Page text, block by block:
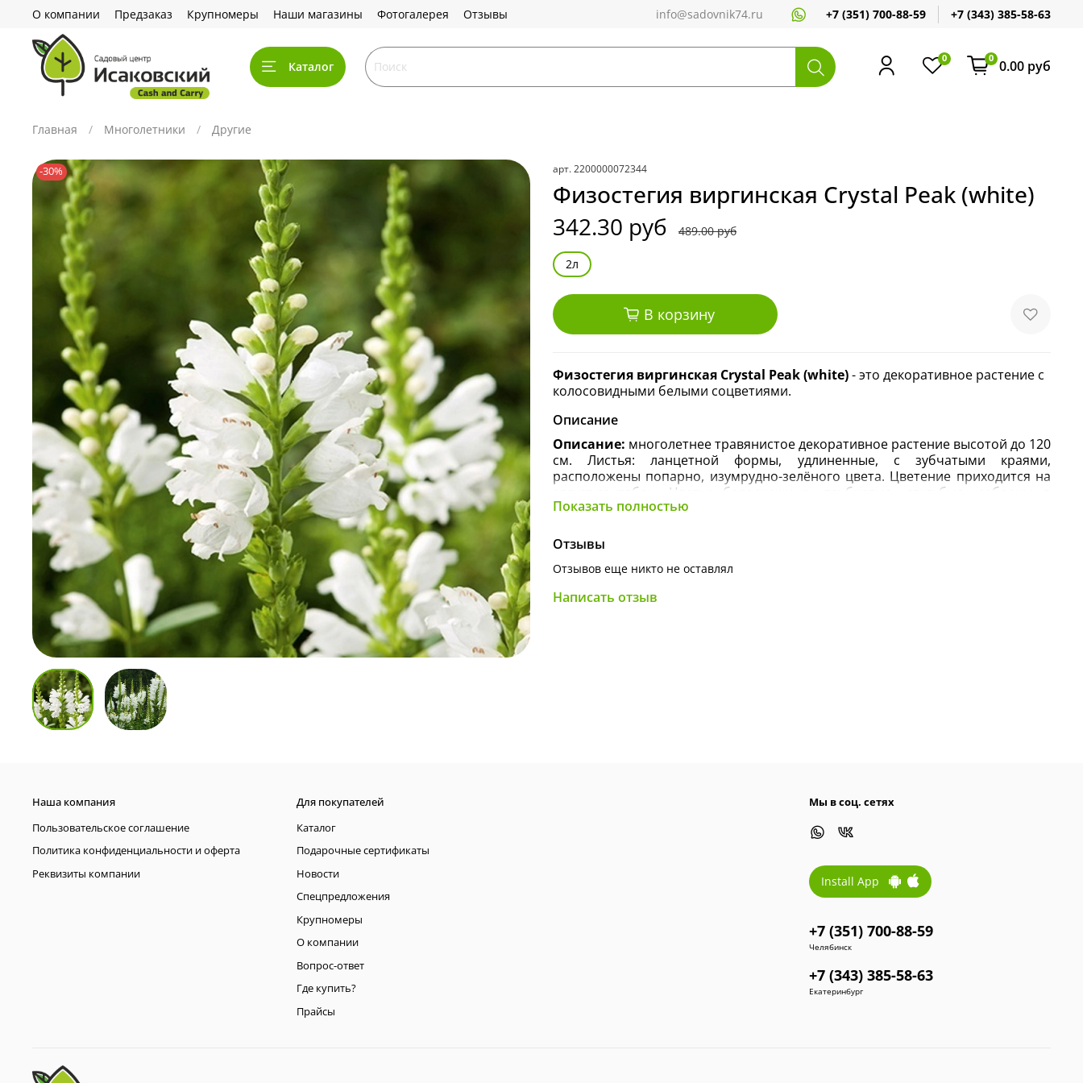
О компании Предзаказ Крупномеры Наши магазины Фотогалерея Отзывы info@sadovnik74.ru +7 (351) 700-88-59 +7 (343) 385-58-63
Каталог
0 0 0.00 руб
Главная Многолетники Другие
-30% арт. 2200000072344
Физостегия виргинская Crystal Peak (white)
342.30 руб
489.00 руб
2л
В корзину
Физостегия виргинская Crystal Peak (white)- это декоративное растение с
колосовидными белыми соцветиями.
Описание
Описание: многолетнее травянистое декоративное растение высотой до 120
см. Листья: ланцетной формы, удлиненные, с зубчатыми краями,
расположены попарно, изумрудно-зелёного цвета. Цветение приходится на
август-сентябрь. Цветы: белоснежные, трубчатые, двугубые, собраны в
колосовидные соцветия.
Агротехника:
супесчаные почвы; по степени освещенности лучше выбирать солнечные
участки или полутень; требуют регулярного полива.
Использование в ландшафтном дизайне:
Показать полностью
Отзывы
Отзывов еще никто не оставлял
Написать отзыв
Наша компания
Пользовательское соглашение
Политика конфиденциальности и оферта
Реквизиты компании
Для покупателей
Каталог
Подарочные сертификаты
Новости
Спецпредложения
Крупномеры
О компании
Вопрос-ответ
Где купить?
Прайсы
Мы в соц. сетях
Install App
+7 (351) 700-88-59
Челябинск
+7 (343) 385-58-63
Екатеринбург